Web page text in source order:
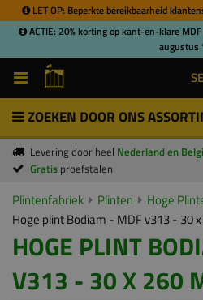
LET OP: Beperkte bereikbaarheid
ACTIE: 20% korting op kant-en-klare
augustus
ZOEKEN DOOR ONS
Levering door heel Nederland en
Gratis proefstalen
Plintenfabriek Plinten Hoge
Hoge plint Bodiam - MDF v313 - 30
HOGE PLINT
V313 - 30 X 260